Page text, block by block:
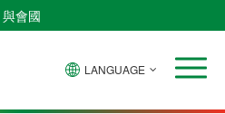
與會國
LANGUAGE